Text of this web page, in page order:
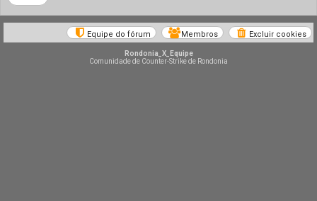
Excluir cookies
Membros
Equipe do fórum
Rondonia_X_Equipe
Comunidade de Counter-Strike de Rondonia